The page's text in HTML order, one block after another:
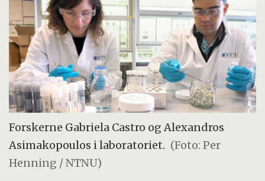
Forskerne Gabriela Castro og Alexandros
Asimakopoulos i laboratoriet. (Foto: Per
Henning / NTNU)